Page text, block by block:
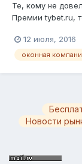
Те, кому не
Премии tybet.ru,
видеоверсию.
партнеров,
12 июля, 2016
оконная
Новости